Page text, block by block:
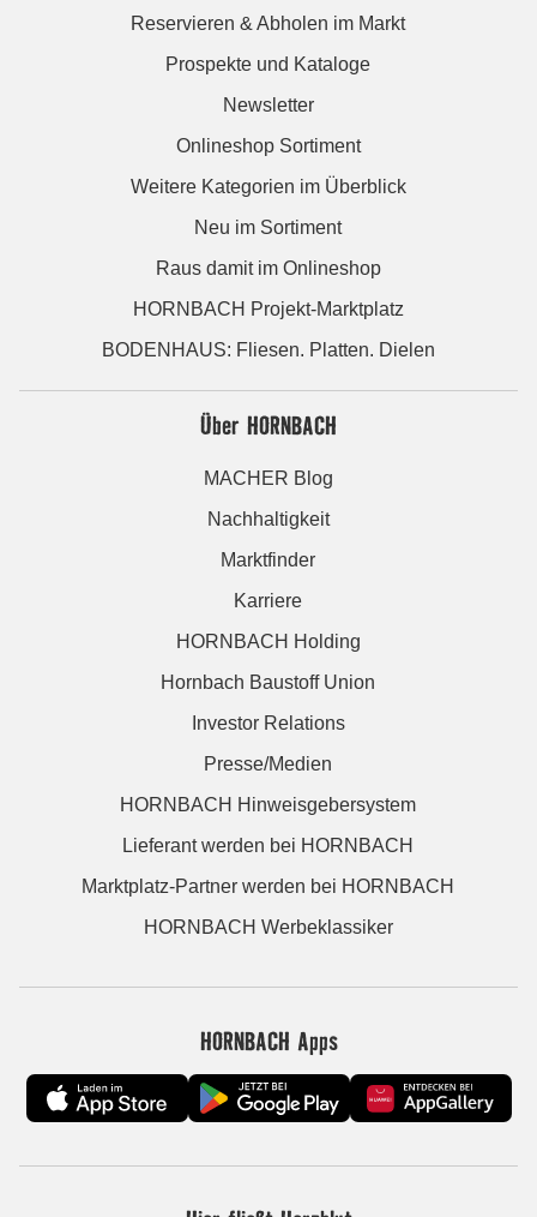
Reservieren & Abholen im Markt
Prospekte und Kataloge
Newsletter
Onlineshop Sortiment
Weitere Kategorien im Überblick
Neu im Sortiment
Raus damit im Onlineshop
HORNBACH Projekt-Marktplatz
BODENHAUS: Fliesen. Platten. Dielen
Über HORNBACH
MACHER Blog
Nachhaltigkeit
Marktfinder
Karriere
HORNBACH Holding
Hornbach Baustoff Union
Investor Relations
Presse/Medien
HORNBACH Hinweisgebersystem
Lieferant werden bei HORNBACH
Marktplatz-Partner werden bei HORNBACH
HORNBACH Werbeklassiker
HORNBACH Apps